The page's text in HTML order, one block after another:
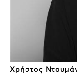
Χρήστος